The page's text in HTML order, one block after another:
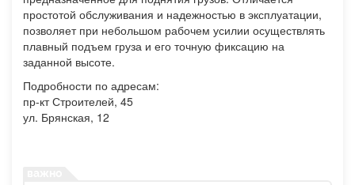
простотой обслуживания и надежностью в эксплуатации,
позволяет при небольшом рабочем усилии осуществлять
плавный подъем груза и его точную фиксацию на
заданной высоте.
Подробности по адресам:
пр-кт Строителей, 45
ул. Брянская, 12